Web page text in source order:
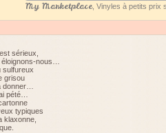
My Marketplace, Vinyles à petits prix
sérieux,
nous…
sulfureux
grisou
donner…
pété…
typiques
klaxonne,